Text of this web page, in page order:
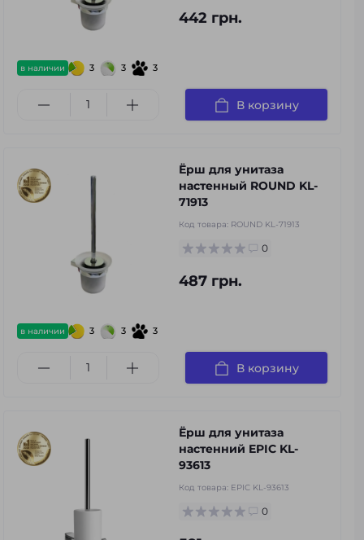
в наличии 3 3 3
442 грн.
В корзину
в наличии 3 3 3
Ёрш для унитаза
настенный ROUND KL-
71913
Код товара: ROUND KL-71913
0
487 грн.
В корзину
Ёрш для унитаза
настенний EPIC KL-
93613
Код товара: EPIC KL-93613
0